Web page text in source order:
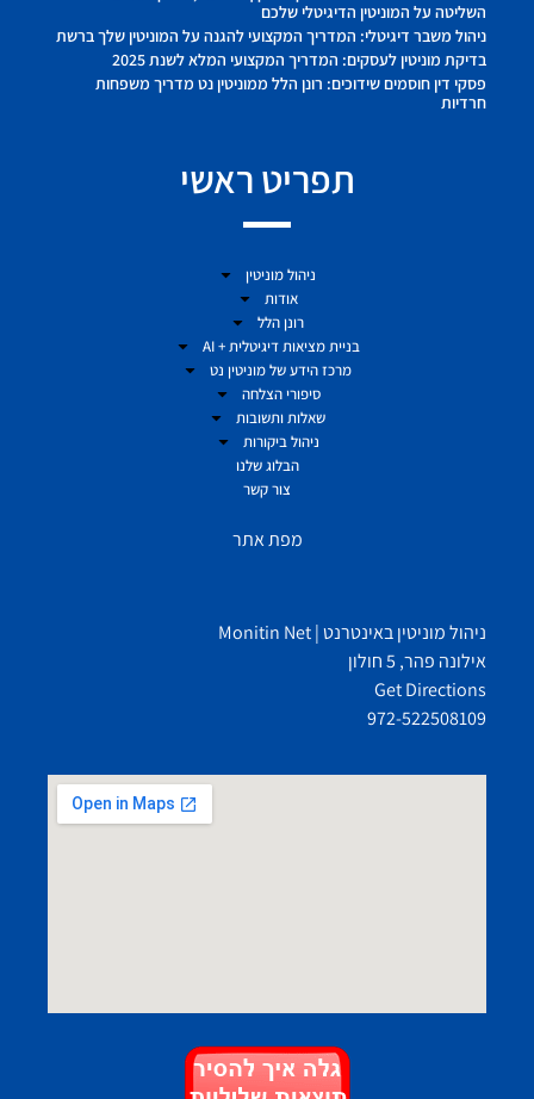
השליטה על המוניטין הדיגיטלי שלכם
ניהול משבר דיגיטלי: המדריך המקצועי להגנה על המוניטין שלך ברשת
בדיקת מוניטין לעסקים: המדריך המקצועי המלא לשנת 2025
פסקי דין חוסמים שידוכים: רונן הלל ממוניטין נט מדריך משפחות
חרדיות
תפריט ראשי
ניהול מוניטין
אודות
רונן הלל
בניית מציאות דיגיטלית + AI
מרכז הידע של מוניטין נט
סיפורי הצלחה
שאלות ותשובות
ניהול ביקורות
הבלוג שלנו
צור קשר
מפת אתר
ניהול מוניטין באינטרנט | Monitin Net
אילונה פהר, 5 חולון
Get Directions
972-522508109